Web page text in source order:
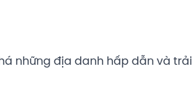
những địa danh hấp dẫn và